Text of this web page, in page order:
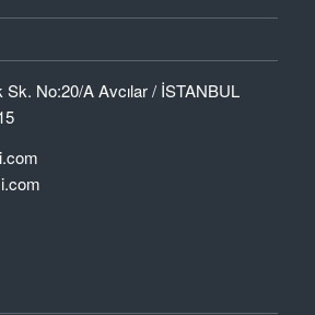
No:20/A Avcılar / İSTANBUL